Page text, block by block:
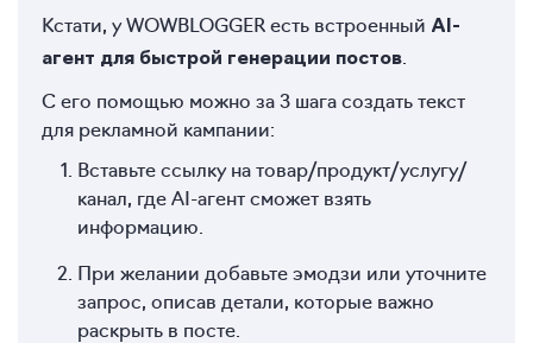
Кстати, у WOWBLOGGER есть встроенный AI-
агент для быстрой генерации постов
С его помощью можно за 3 шага создать текст
для рекламной кампании:
Вставьте ссылку на товар/продукт/услугу/
канал, где AI-агент сможет взять
информацию.
При желании добавьте эмодзи или уточните
запрос, описав детали, которые важно
раскрыть в посте.